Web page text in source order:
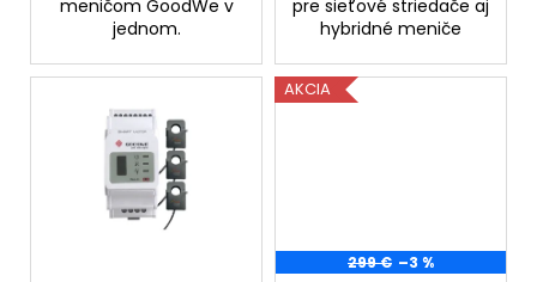
meničom GoodWe v
jednom.
pre sieťové striedače aj
hybridné meniče
AKCIA
299 € –3 %